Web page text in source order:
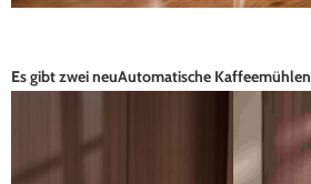
Es gibt zwei neuAutomatische Kaffeemühlen